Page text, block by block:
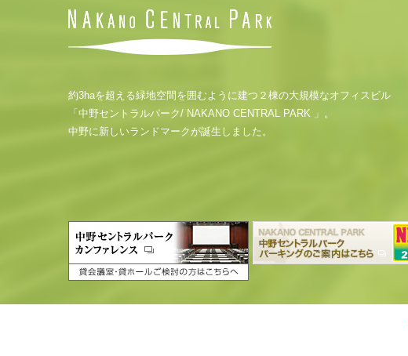
約3haを超える緑地空間を囲むように建つ２棟の大規模なオフィスビル
「中野セントラルパーク/ NAKANO CENTRAL PARK 」。
中野に新しいランドマークが誕生しました。